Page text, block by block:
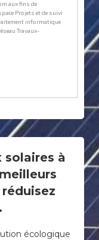
solaires à
écologique